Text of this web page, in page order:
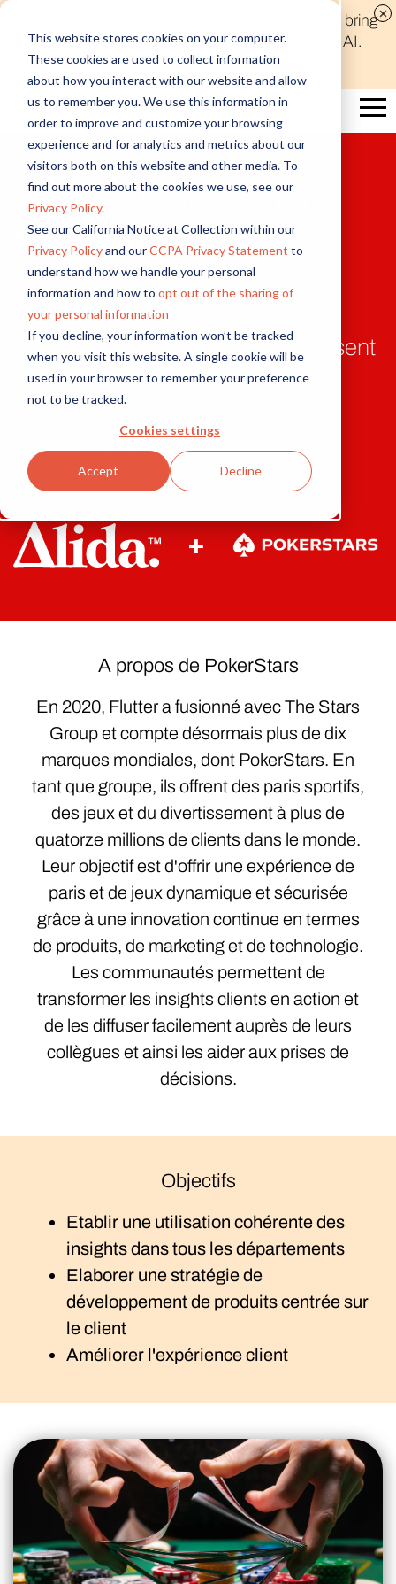
This website stores cookies on your computer.
These cookies are used to collect information
about how you interact with our website and allow
us to remember you. We use this information in
order to improve and customize your browsing
experience and for analytics and metrics about our
visitors both on this website and other media. To
find out more about the cookies we use, see our
Privacy Policy.
See our California Notice at Collection within our
Privacy Policyand ourCCPA Privacy Statement to
understand how we handle your personal
information and how to opt out of the sharing of
your personal information
If you decline, your information won’t be tracked
when you visit this website. A single cookie will be
used in your browser to remember your preference
not to be tracked.
Cookies settings
Accept Decline
Discover new audiences, scale your reach, and bring
compelling insights to life in minutes with Alida AI.
Learn More
TÉMOIGNAGE CLIENT
PokerStars
Les managers de l’insight
communauté de PokerStars réalisent
la nécessité d'une stratégie CXM
société mère.
+
A propos de PokerStars
En 2020, Flutter a fusionné avec The Stars
Group et compte désormais plus de dix
marques mondiales, dont PokerStars. En
tant que groupe, ils offrent des paris sportifs,
des jeux et du divertissement à plus de
quatorze millions de clients dans le monde.
Leur objectif est d'offrir une expérience de
paris et de jeux dynamique et sécurisée
grâce à une innovation continue en termes
de produits, de marketing et de technologie.
Les communautés permettent de
transformer les insights clients en action et
de les diffuser facilement auprès de leurs
collègues et ainsi les aider aux prises de
décisions.
Objectifs
Etablir une utilisation cohérente des
insights dans tous les départements
Elaborer une stratégie de
développement de produits centrée sur
le client
Améliorer l'expérience client